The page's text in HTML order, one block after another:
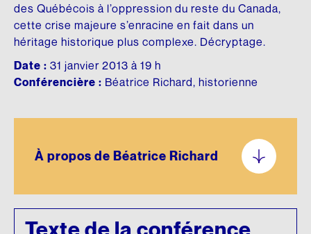
Formation et tutoriels
CULTURE QUÉBÉCOISE
Les prix Lionel-Groulx
Le métro, véhicule de notre histoire
Nos géants : l’exposition
Le Chanoine Lionel Groulx, historien
Cours d’histoire donné par Groulx à CKAC
UNE FIGURE MARQUANTE
CRÉDIT D’IMPÔT ADDITIONNEL
des Québécois à l’oppression du reste du Canada,
cette crise majeure s’enracine en fait dans un
héritage historique plus complexe. Décryptage.
Date : 31 janvier 2013 à 19 h
Conférencière : Béatrice Richard, historienne
À propos de Béatrice Richard
Texte de la conférence